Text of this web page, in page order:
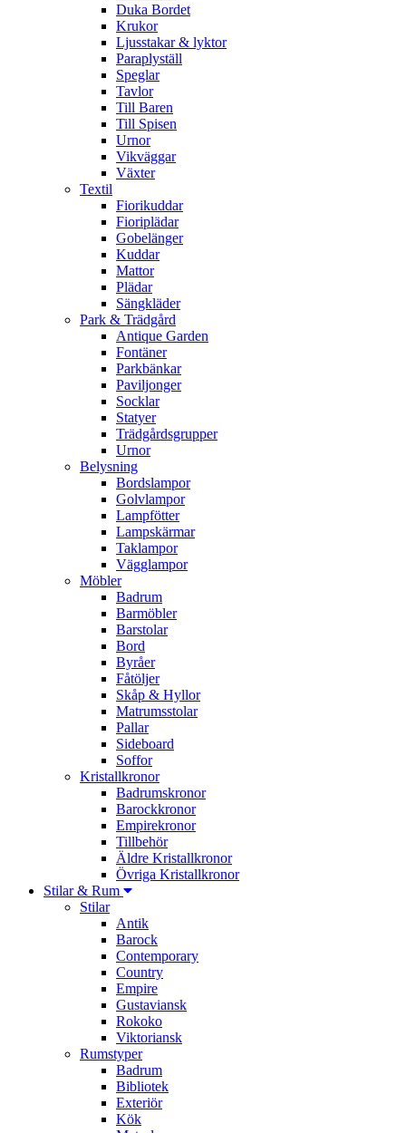
Duka Bordet
Krukor
Ljusstakar & lyktor
Paraplyställ
Speglar
Tavlor
Till Baren
Till Spisen
Urnor
Vikväggar
Växter
Textil
Fiorikuddar
Fioriplädar
Gobelänger
Kuddar
Mattor
Plädar
Sängkläder
Park & Trädgård
Antique Garden
Fontäner
Parkbänkar
Paviljonger
Socklar
Statyer
Trädgårdsgrupper
Urnor
Belysning
Bordslampor
Golvlampor
Lampfötter
Lampskärmar
Taklampor
Vägglampor
Möbler
Badrum
Barmöbler
Barstolar
Bord
Byråer
Fåtöljer
Skåp & Hyllor
Matrumsstolar
Pallar
Sideboard
Soffor
Kristallkronor
Badrumskronor
Barockkronor
Empirekronor
Tillbehör
Äldre Kristallkronor
Övriga Kristallkronor
Stilar & Rum
Stilar
Antik
Barock
Contemporary
Country
Empire
Gustaviansk
Rokoko
Viktoriansk
Rumstyper
Badrum
Bibliotek
Exteriör
Kök